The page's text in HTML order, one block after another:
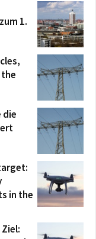
1.
die
in the